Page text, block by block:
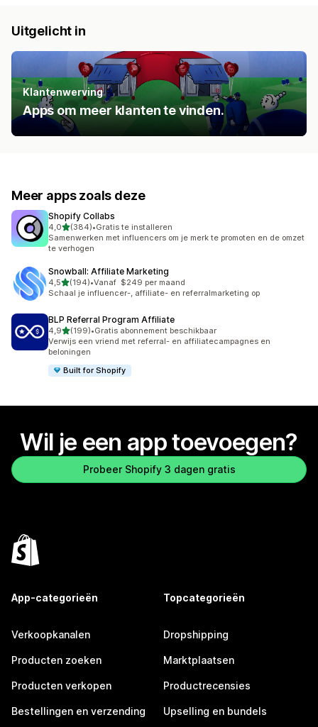
Uitgelicht in
Klantenwerving
Apps om meer klanten te vinden.
Meer apps zoals deze
Shopify Collabs
4,0van 5 sterren
(384)
384 recensies in totaal
•Gratis te installeren
Samenwerken met influencers om je merk te promoten en de omzet
te verhogen
Snowball: Affiliate Marketing
4,5van 5 sterren
(194)
194 recensies in totaal
•Vanaf $249 per maand
Schaal je influencer-, affiliate- en referralmarketing op
BLP Referral Program Affiliate
4,9van 5 sterren
(199)
199 recensies in totaal
•Gratis abonnement beschikbaar
Verwijs een vriend met referral- en affiliatecampagnes en
beloningen
Built for Shopify
Wil je een app toevoegen?
Probeer Shopify 3 dagen gratis
App-categorieën
Verkoopkanalen
Producten zoeken
Producten verkopen
Bestellingen en verzending
Topcategorieën
Dropshipping
Marktplaatsen
Productrecensies
Upselling en bundels